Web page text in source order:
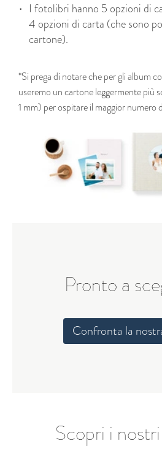
I fotolibri hanno 5 opzioni di
4 opzioni di carta (che sono
cartone).
*Si prega di notare che per gli album
useremo un cartone leggermente più
1 mm) per ospitare il maggior numero
Pronto a
Confronta la
Scopri i